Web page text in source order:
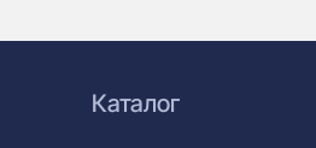
Каталог